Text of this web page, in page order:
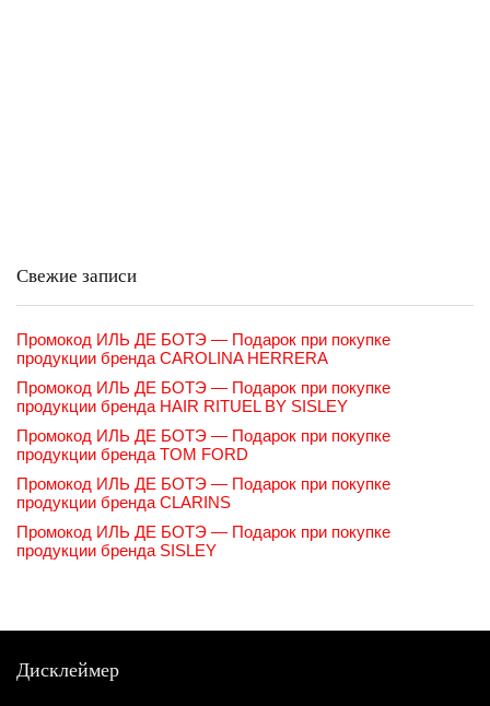
Свежие записи
Промокод ИЛЬ ДЕ БОТЭ — Подарок при покупке
продукции бренда CAROLINA HERRERA
Промокод ИЛЬ ДЕ БОТЭ — Подарок при покупке
продукции бренда HAIR RITUEL BY SISLEY
Промокод ИЛЬ ДЕ БОТЭ — Подарок при покупке
продукции бренда TOM FORD
Промокод ИЛЬ ДЕ БОТЭ — Подарок при покупке
продукции бренда CLARINS
Промокод ИЛЬ ДЕ БОТЭ — Подарок при покупке
продукции бренда SISLEY
Дисклеймер